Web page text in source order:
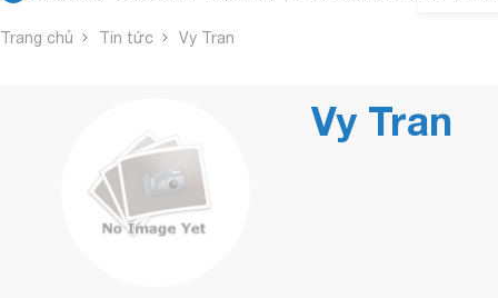
Trang chủ Tin tức Vy Tran
Vy Tran